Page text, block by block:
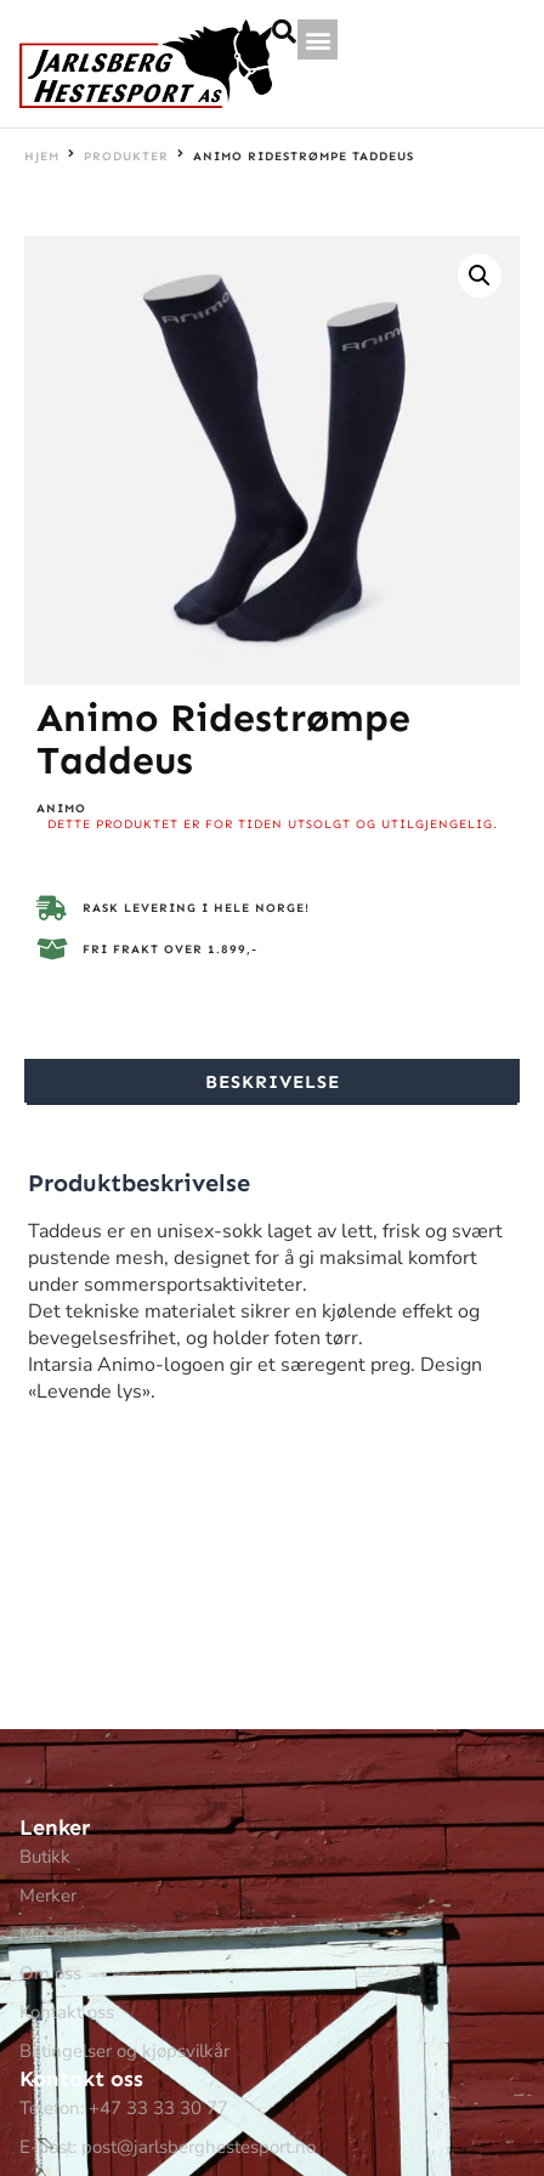
HJEM PRODUKTER ANIMO RIDESTRØMPE TADDEUS
Animo Ridestrømpe
Taddeus
ANIMO
DETTE PRODUKTET ER FOR TIDEN UTSOLGT OG UTILGJENGELIG.
RASK LEVERING I HELE NORGE!
FRI FRAKT OVER 1.899,-
BESKRIVELSE
Produktbeskrivelse
Taddeus er en unisex-sokk laget av lett, frisk og svært
pustende mesh, designet for å gi maksimal komfort
under sommersportsaktiviteter.
Det tekniske materialet sikrer en kjølende effekt og
bevegelsesfrihet, og holder foten tørr.
Intarsia Animo-logoen gir et særegent preg. Design
«Levende lys».
Lenker
Butikk
Merker
Min side
Om oss
Kontakt oss
Betingelser og kjøpsvilkår
Kontakt oss
Telefon: +47 33 33 30 77
E-post: post@jarlsberghestesport.no